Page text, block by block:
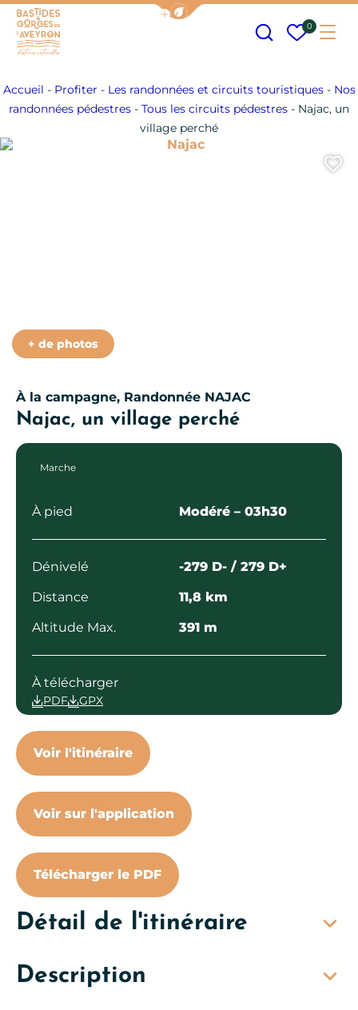
Afficher la barre de navigation
Mes
0
Accueil - Profiter - Les randonnées et circuits touristiques- Nos
randonnées pédestres - Tous les circuits pédestres - Najac, un
village perché
À la campagne, Randonnée NAJAC
Najac, un village perché
Najac
+ de photos
Détail de l'itinéraire
Description
Marche
À pied Modéré – 03h30
Dénivelé
-279 D- / 279 D+
Distance
11,8 km
Altitude Max.
391 m
À télécharger
PDF GPX
Voir l'itinéraire
Voir sur l'application
Télécharger le PDF